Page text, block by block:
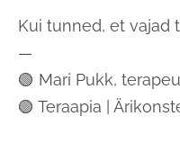
Kui tunned, et vajad
—
🟢 Mari Pukk,
🟢 Teraapia |